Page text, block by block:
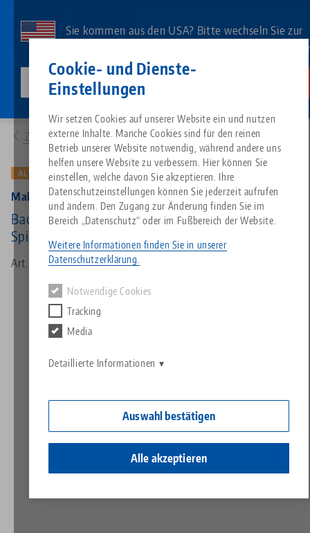
Cookie- und Dienste-
Einstellungen
Wir setzen Cookies auf unserer Website ein und nutzen
externe Inhalte. Manche Cookies sind für den reinen
Betrieb unserer Website notwendig, während andere uns
helfen unsere Website zu verbessern. Hier können Sie
einstellen, welche davon Sie akzeptieren. Ihre
Datenschutzeinstellungen können Sie jederzeit aufrufen
und ändern. Den Zugang zur Änderung finden Sie im
Bereich „Datenschutz“ oder im Fußbereich der Website.
Weitere Informationen finden Sie in unserer
Datenschutzerklärung.
Notwendige Cookies
Tracking
Media
Detaillierte Informationen
Auswahl bestätigen
Alle akzeptieren
Inhalt
Sie kommen aus den USA? Bitte wechseln Sie zur
US-Website, um landesspezifischen Inhalt zu
lang-technik-usa.com
Alles aus einer Hand
Nullpunktspanntechnik
Werkstückspanntechnik
Suche nach
Suche nach
Produktübersicht
Über LANG
Philosophie
Innovationen
Downloads
FAQ
Katalog anfordern
Blog
News
Messen
Passende Produkte
Es tut uns leid. Wir konnten keine Ergebnisse finden.
Zur Produktübersicht
Services
Search
Downloads
Breadcrumb
Zur Produktübersicht
ALTE VERSION
Makro•Grip® 125, Mittelbacke + Gewindespindel
Backenbreite 125 mm, Backenstärke 17 mm,
Spindellänge 365 mm (alte Ausführung)
Art.-Nr. 47355-TG17